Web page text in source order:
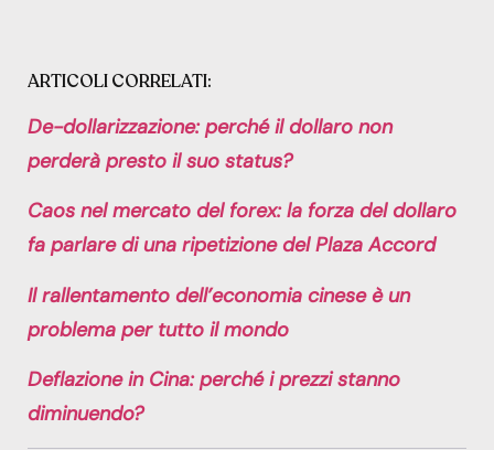
ARTICOLI CORRELATI:
De-dollarizzazione: perché il dollaro non
perderà presto il suo status?
Caos nel mercato del forex: la forza del dollaro
fa parlare di una ripetizione del Plaza Accord
Il rallentamento dell’economia cinese è un
problema per tutto il mondo
Deflazione in Cina: perché i prezzi stanno
diminuendo?